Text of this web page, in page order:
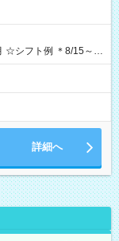
21：00 ＊8/31
16：00 ＊9/6～
詳細へ